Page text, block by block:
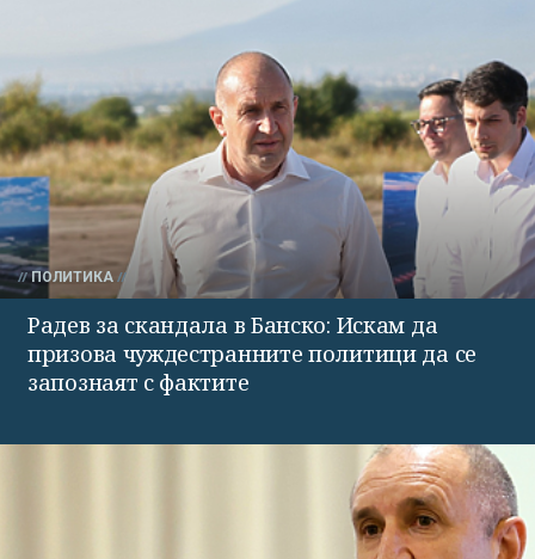
ПОЛИТИКА
Радев за скандала в Банско: Искам да
призова чуждестранните политици да се
запознаят с фактите